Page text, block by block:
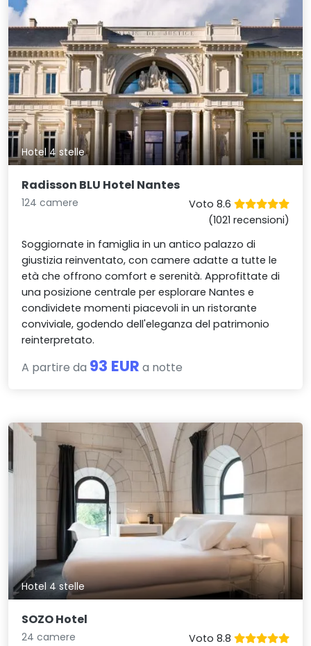
Hotel 4 stelle
Radisson BLU Hotel Nantes
124 camere
Voto 8.6
(1021 recensioni)
Soggiornate in famiglia in un antico palazzo di
giustizia reinventato, con camere adatte a tutte le
età che offrono comfort e serenità. Approfittate di
una posizione centrale per esplorare Nantes e
condividete momenti piacevoli in un ristorante
conviviale, godendo dell'eleganza del patrimonio
reinterpretato.
A partire da 93 EUR a notte
Hotel 4 stelle
SOZO Hotel
24 camere
Voto 8.8